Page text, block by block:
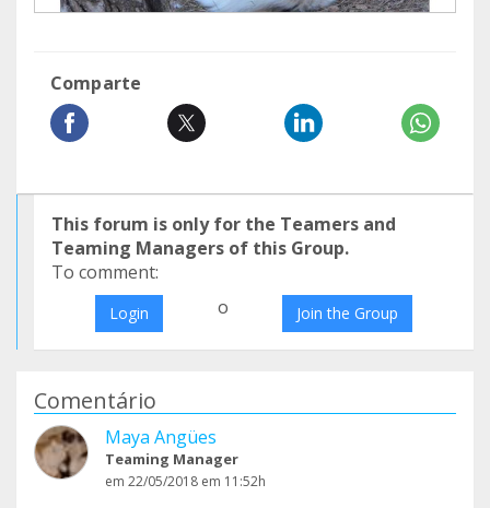
Comparte
This forum is only for the Teamers and
Teaming Managers of this Group.
To comment:
Login o Join the Group
Comentário
Maya Angües
Teaming Manager
em 22/05/2018 em 11:52h